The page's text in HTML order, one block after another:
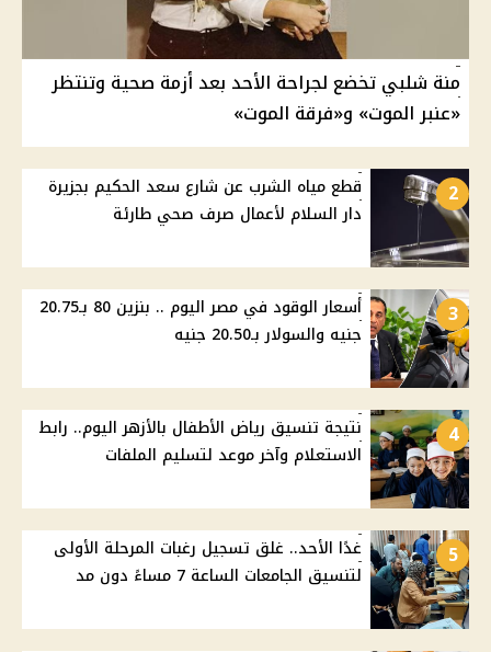
منة شلبي تخضع لجراحة الأحد بعد أزمة صحية وتنتظر
«عنبر الموت» و«فرقة الموت»
2
قطع مياه الشرب عن شارع سعد الحكيم بجزيرة
دار السلام لأعمال صرف صحي طارئة
3
أسعار الوقود في مصر اليوم .. بنزين 80 بـ20.75
جنيه والسولار بـ20.50 جنيه
4
نتيجة تنسيق رياض الأطفال بالأزهر اليوم.. رابط
الاستعلام وآخر موعد لتسليم الملفات
5
غدًا الأحد.. غلق تسجيل رغبات المرحلة الأولى
لتنسيق الجامعات الساعة 7 مساءً دون مد